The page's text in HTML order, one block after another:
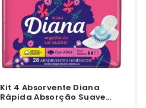
Kit 4 Absorvente Diana
Rápida Absorção Suave